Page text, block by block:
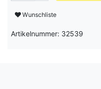
Wunschliste
Artikelnummer: 32539